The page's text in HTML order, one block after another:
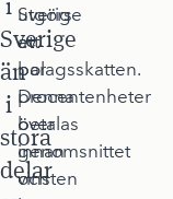
Sverige
än
i
stora
delar
utgörs
av
bolagsskatten.
Denna
betalas
innan
vinsten
Sverige
ett
par
procentenheter
över
genomsnittet
och